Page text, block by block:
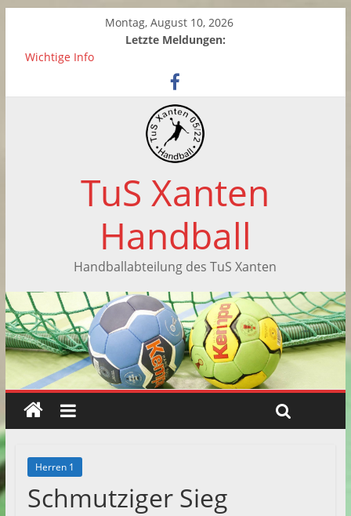
Montag, August 10, 2026
Letzte Meldungen:
Wichtige Info
Zwei neue Kinderhandball-Trainerinnen beim TuS Xanten
Saisonabschluss der weiblichen C-Jugend
Handballtag in Xanten
Saisonabschluss der F-Jugend
TuS Xanten
Handball
Handballabteilung des TuS Xanten
Herren 1
Schmutziger Sieg